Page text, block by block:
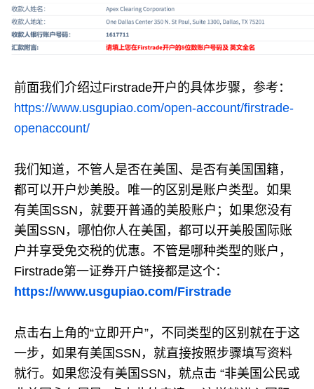
前面我们介绍过Firstrade开户的具体步骤，参考：
https://www.usgupiao.com/open-account/firstrade-
openaccount/
我们知道，不管人是否在美国、是否有美国国籍，
都可以开户炒美股。唯一的区别是账户类型。如果
有美国SSN，就要开普通的美股账户；如果您没有
美国SSN，哪怕你人在美国，都可以开美股国际账
户并享受免交税的优惠。不管是哪种类型的账户，
Firstrade第一证券开户链接都是这个：
https://www.usgupiao.com/Firstrade
点击右上角的“立即开户”，不同类型的区别就在于这
一步，如果有美国SSN，就直接按照步骤填写资料
就行。如果您没有美国SSN，就点击 “非美国公民或